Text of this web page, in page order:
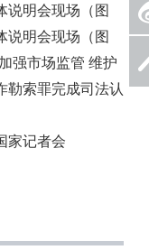
说明会现场（图
说明会现场（图
强市场监管 维护
勒索罪完成司法认
赔人”
家记者会